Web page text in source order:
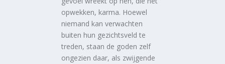
opwekken, karma. Hoewel
niemand kan verwachten
buiten hun gezichtsveld te
treden, staan de goden zelf
ongezien daar, als zwijgende